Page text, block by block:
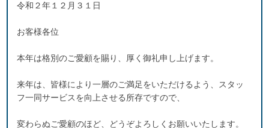
令和２年１２月３１日
お客様各位
本年は格別のご愛顧を賜り、厚く御礼申し上げます。
来年は、皆様により一層のご満足をいただけるよう、スタッ
フ一同サービスを向上させる所存ですので、
変わらぬご愛顧のほど、どうぞよろしくお願いいたします。